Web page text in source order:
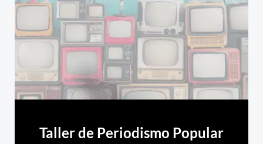
Taller de Periodismo Popular